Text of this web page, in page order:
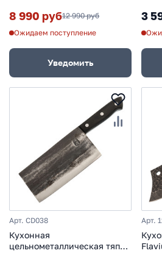
8 990 руб12 990 руб
Ожидаем поступление
Уведомить
3
Арт. CD038
Кухонная
цельнометаллическая тяпка
Арт.